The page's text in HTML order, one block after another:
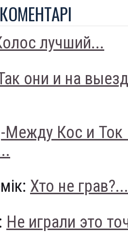
лучший...
они и на
-Между Кос и
Хто не грав?...
Не играли это